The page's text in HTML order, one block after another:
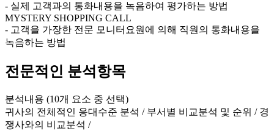
- 실제 고객과의 통화내용을 녹음하여 평가하는 방법
MYSTERY SHOPPING CALL
- 고객을 가장한 전문 모니터요원에 의해 직원의 통화내용을
녹음하는 방법
전문적인 분석항목
분석내용 (10개 요소 중 선택)
귀사의 전체적인 응대수준 분석 / 부서별 비교분석 및 순위 / 경
쟁사와의 비교분석 /